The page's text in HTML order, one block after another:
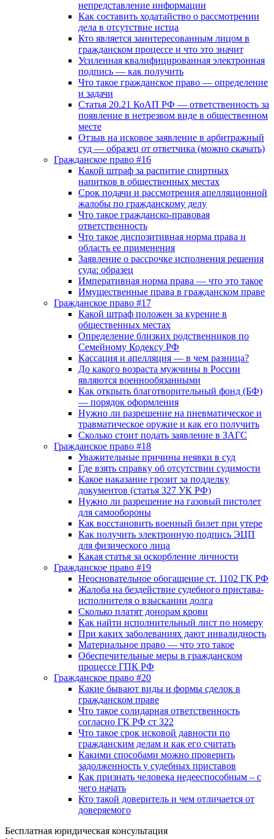
непредставление информации
Как составить ходатайство о рассмотрении
дела в отсутствие истца
Кто является заинтересованным лицом в
гражданском процессе и что это значит
Усиленная квалифицированная электронная
подпись — как получить
Что такое гражданское право — определение
и задачи
Статья 20.21 КоАП РФ — ответственность за
появление в нетрезвом виде в общественном
месте
Отзыв на исковое заявление в арбитражный
суд — образец от ответчика (можно скачать)
Гражданское право #16
Какой штраф за распитие спиртных
напитков в общественных местах
Срок подачи и рассмотрения апелляционной
жалобы по гражданскому делу
Что такое гражданско-правовая
ответственность
Что такое диспозитивная норма права и
область ее применения
Заявление о рассрочке исполнения решения
суда: образец
Императивная норма права — что это такое
Имущественные права в гражданском праве
Гражданское право #17
Какой штраф положен за курение в
общественных местах
Определение близких родственников по
Семейному Кодексу РФ
Кассация и апелляция — в чем разница?
До какого возраста мужчины в России
являются военнообязанными
Как открыть благотворительный фонд (БФ)
— порядок оформления
Нужно ли разрешение на пневматическое и
травматическое оружие и как его получить
Сколько стоит подать заявление в ЗАГС
Гражданское право #18
Уважительные причины неявки в суд
Где взять справку об отсутствии судимости
Какое наказание грозит за подделку
документов (статья 327 УК РФ)
Нужно ли разрешение на газовый пистолет
для самообороны
Как восстановить военный билет при утере
Как получить электронную подпись ЭЦП
для физического лица
Какая статья за оскорбление личности
Гражданское право #19
Неосновательное обогащение ст. 1102 ГК РФ
Жалоба на бездействие судебного пристава-
исполнителя о взыскании долга
Сколько платят донорам крови
Как найти исполнительный лист по номеру
При каких заболеваниях дают инвалидность
Материальное право — что это такое
Обеспечительные меры в гражданском
процессе ГПК РФ
Гражданское право #20
Какие бывают виды и формы сделок в
гражданском праве
Что такое солидарная ответственность
согласно ГК РФ ст 322
Что такое срок исковой давности по
гражданским делам и как его считать
Какими способами можно проверить
задолженность у судебных приставов
Как признать человека недееспособным – с
чего начать
Кто такой доверитель и чем отличается от
доверяемого
Бесплатная юридическая консультация